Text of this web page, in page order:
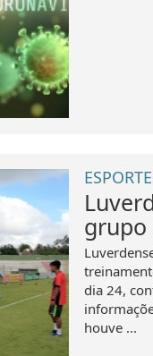
grupo
dia 24,
houve ...